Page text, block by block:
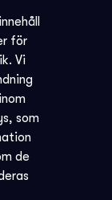
för
Vi
som
de